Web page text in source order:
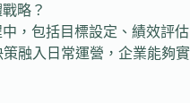
略？
，包括目標設定、績效評估
融入日常運營，企業能夠實